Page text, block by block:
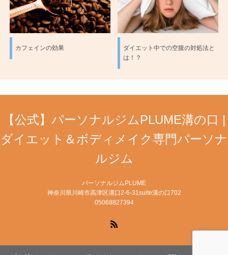
カフェインの効果
ダイエット中での空腹の対処法と
は！？
【公式】パーソナルジムPLUME溝の口 |
ダイエット＆ボディメイク専門パーソナ
ルジム
パーソナルジムPLUME
神奈川県川崎市高津区溝口2-6-31suite溝の口702
05068827394